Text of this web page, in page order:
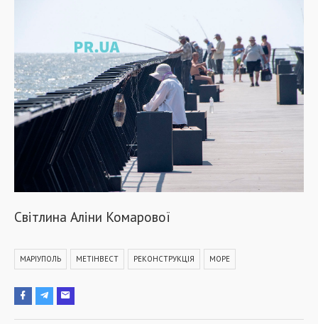
Світлина Аліни Комарової
МАРІУПОЛЬ МЕТІНВЕСТ РЕКОНСТРУКЦІЯ МОРЕ